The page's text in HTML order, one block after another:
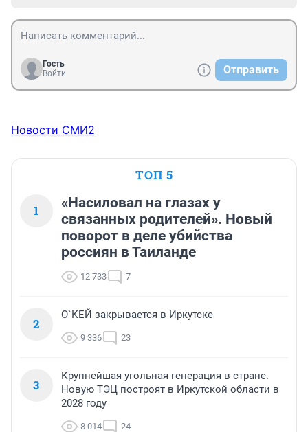
Гость
Войти
Отправить
Новости СМИ2
ТОП 5
1
«Насиловал на глазах у
связанных родителей». Новый
поворот в деле убийства
россиян в Таиланде
12 733 7
2
О`КЕЙ закрывается в Иркутске
9 336 23
3
Крупнейшая угольная генерация в стране.
Новую ТЭЦ построят в Иркутской области в
2028 году
8 014 24